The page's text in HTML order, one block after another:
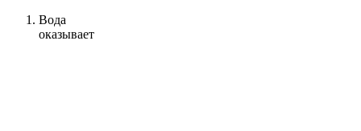
Вода
оказывает